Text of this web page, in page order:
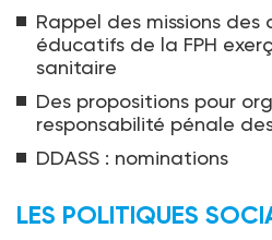
Rappel des missions des
éducatifs de la FPH
sanitaire
Des propositions pour
responsabilité pénale
DDASS : nominations
LES POLITIQUES